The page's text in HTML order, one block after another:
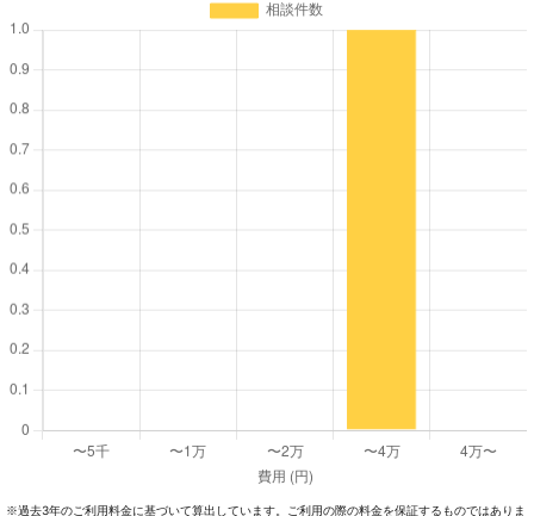
※過去3年のご利⽤料⾦に基づいて算出しています。ご利⽤の際の料⾦を保証するものではありま